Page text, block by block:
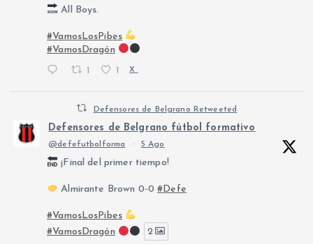
All Boys.
#VamosLosPibes
#VamosDragón
X
Defensores de Belgrano Retweeted
Defensores de Belgrano fútbol formativo
@defefutbolforma · 5 Ago
¡Final del primer tiempo!
Almirante Brown 0-0#Defe
#VamosLosPibes
#VamosDragón
2